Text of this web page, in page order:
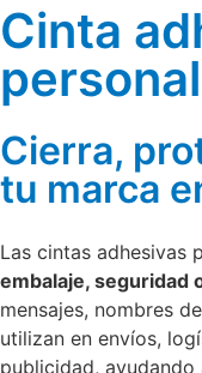
Cinta
Cierra,
tu marca
Las cintas adhesivas
embalaje, seguridad
mensajes, nombres
utilizan en envíos,
publicidad,